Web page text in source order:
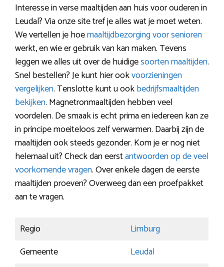
Interesse in verse maaltijden aan huis voor ouderen in
Leudal? Via onze site tref je alles wat je moet weten.
We vertellen je hoemaaltijdbezorging voor senioren
werkt, en wie er gebruik van kan maken. Tevens
leggen we alles uit over de huidigesoorten maaltijden.
Snel bestellen? Je kunt hier ookvoorzieningen
vergelijken. Tenslotte kunt u ookbedrijfsmaaltijden
bekijken. Magnetronmaaltijden hebben veel
voordelen. De smaak is echt prima en iedereen kan ze
in principe moeiteloos zelf verwarmen. Daarbij zijn de
maaltijden ook steeds gezonder. Kom je er nog niet
helemaal uit? Check dan eerstantwoorden op de veel
voorkomende vragen. Over enkele dagen de eerste
maaltijden proeven? Overweeg dan een proefpakket
aan te vragen.
Regio
Limburg
Gemeente
Leudal